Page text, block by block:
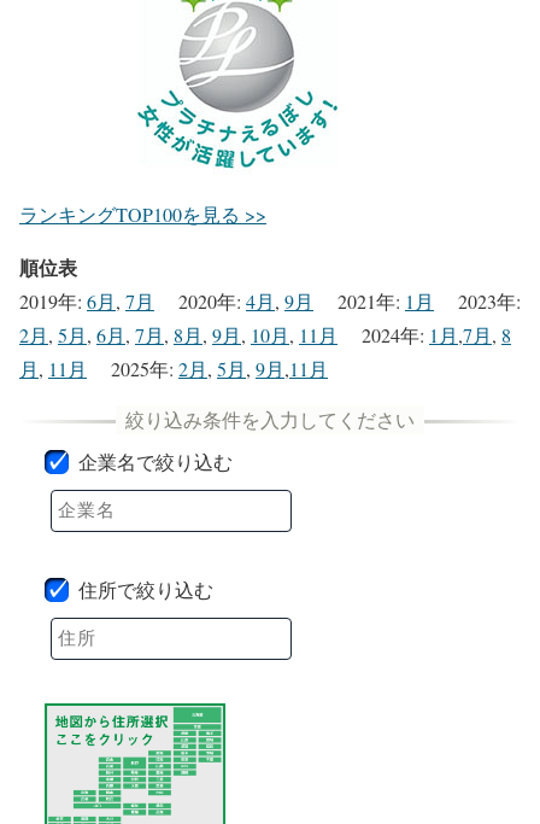
ランキングTOP100を見る >>
順位表
2019年: 6月, 7月 2020年: 4月, 9月 2021年: 1月 2023年:
2月, 5月, 6月, 7月, 8月, 9月, 10月, 11月 2024年: 1月,7月, 8
月, 11月 2025年: 2月, 5月, 9月,11月
企業名で絞り込む
住所で絞り込む